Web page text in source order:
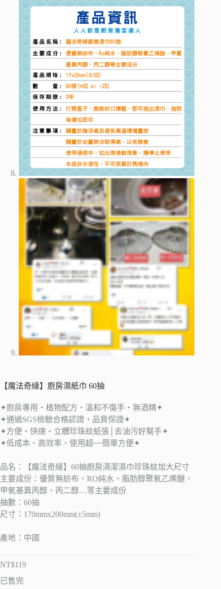
【魔法奇緣】廚房濕紙巾 60抽
✦廚房專用‧植物配方‧溫和不傷手‧無酒精✦
✦通過SGS檢驗合格認證，品質保證✦
✦方便‧快速‧立體珍珠紋紙張│去油污好幫手✦
✦低成本、高效率、使用超~~簡單方便✦
品名：【魔法奇緣】60抽廚房清潔濕巾珍珠紋加大尺寸
主要成份：優質無紡布、RO純水、脂肪醇聚氧乙烯醚、
甲氧基異丙醇、丙二醇…等主要成份
抽數：60抽
尺寸：170mmx200mm(±5mm)
產地：中國
NT$119
已售完